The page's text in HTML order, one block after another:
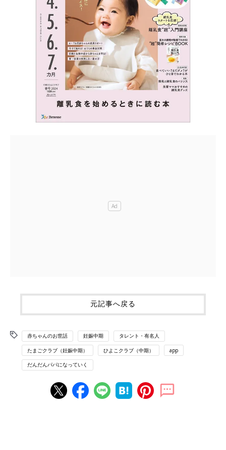
元記事へ戻る
赤ちゃんのお世話 妊娠中期 タレント・有名人
たまごクラブ（妊娠中期） ひよこクラブ（中期） app
だんだんパパになっていく